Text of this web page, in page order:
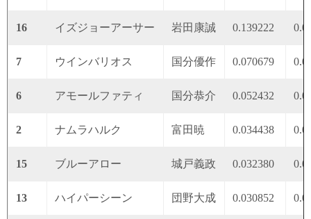
16 イズジョーアーサー 岩田康誠 0.139222
7 ウインバリオス 国分優作 0.070679
6 アモールファティ 国分恭介 0.052432
2 ナムラハルク 富田暁 0.034438
15 ブルーアロー 城戸義政 0.032380
13 ハイパーシーン 団野大成 0.030852